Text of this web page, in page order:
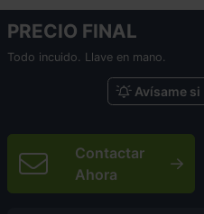
PRECIO FINAL
Todo incuido. Llave en mano.
Avísame si
Contactar
Ahora